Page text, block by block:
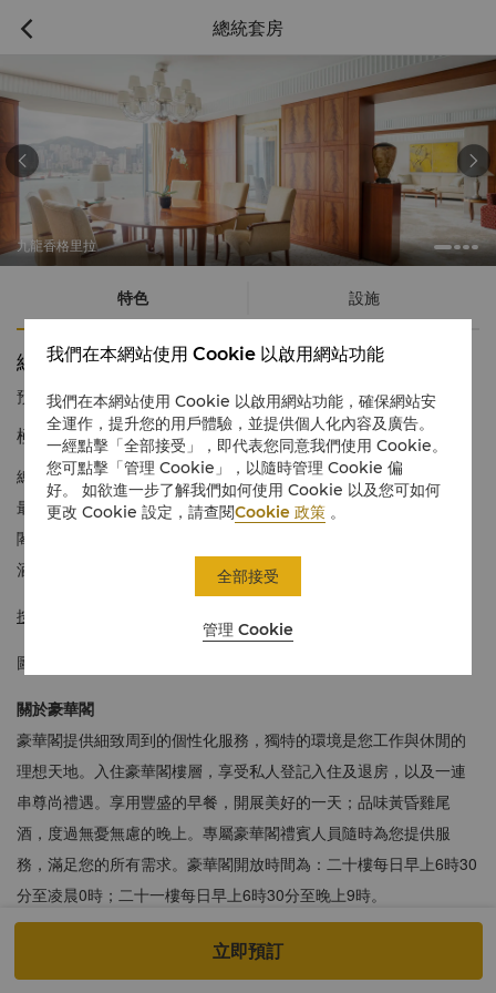
 總統套房
九龍香格里拉
 
特色 設施
總統套房
預訂電話號碼 1 866 565 5050
極致奢華，盡顯品味不凡
總統套房為賓客提供面積最大、最氣派不凡的住環境。賓客更尊享
最高質素的香格里拉式奢華服務。入住總統套房的賓客可特享豪華
閣的尊崇禮遇，包括但不限於自助式早餐和於晚上享用雞尾酒和餐
酒等。
按此
圖片僅供參考。
關於豪華閣
豪華閣提供細致周到的個性化服務，獨特的環境是您工作與休閒的
理想天地。入住豪華閣樓層，享受私人登記入住及退房，以及一連
串尊尚禮遇。享用豐盛的早餐，開展美好的一天；品味黃昏雞尾
酒，度過無憂無慮的晚上。專屬豪華閣禮賓人員隨時為您提供服
務，滿足您的所有需求。豪華閣開放時間為：二十樓每日早上6時30
分至凌晨0時；二十一樓每日早上6時30分至晚上9時。
立即預訂
我們在本網站使用 Cookie 以啟用網站功能
我們在本網站使用 Cookie 以啟用網站功能，確保網站安
全運作，提升您的用戶體驗，並提供個人化內容及廣告。
一經點擊「全部接受」，即代表您同意我們使用 Cookie。
您可點擊「管理 Cookie」，以隨時管理 Cookie 偏
好。 如欲進一步了解我們如何使用 Cookie 以及您可如何
更改 Cookie 設定，請查閱Cookie 政策 。
管理 Cookie
全部接受